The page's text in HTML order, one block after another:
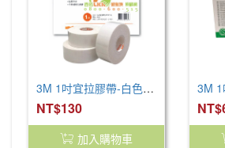
3M 1吋宜拉膠帶-白色 (1捲)
NT$130
加入購物車